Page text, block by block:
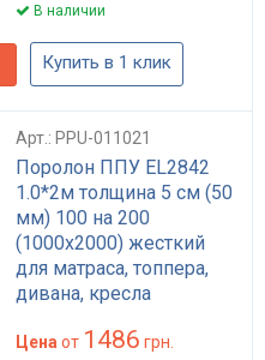
В наличии
Купить в 1 клик
Арт.: PPU-011021
Поролон ППУ EL2842
1.0*2м толщина 5 см (50
мм) 100 на 200
(1000х2000) жесткий
для матраса, топпера,
дивана, кресла
Цена от 1486 грн.